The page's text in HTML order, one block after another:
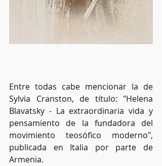
Entre todas cabe mencionar la de
Sylvia Cranston, de título: "Helena
Blavatsky - La extraordinaria vida y
pensamiento de la fundadora del
movimiento teosófico moderno",
publicada en Italia por parte de
Armenia.